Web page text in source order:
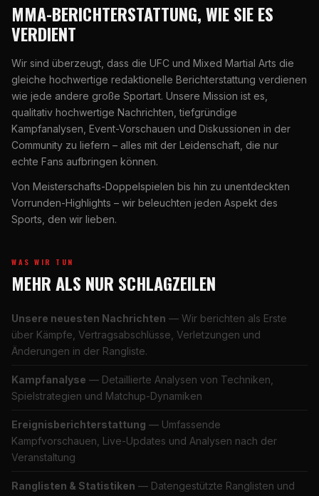
MMA-BERICHTERSTATTUNG, WIE SIE ES
VERDIENT
Wir sind überzeugt, dass die UFC und Mixed Martial Arts die
gleiche hochwertige redaktionelle Berichterstattung verdienen
wie jede andere große Sportart. Unsere Mission ist es,
qualitativ hochwertige Nachrichten, tiefgründige
Kampfanalysen, Event-Vorschauen und Diskussionen in der
Community zu liefern – alles mit der Leidenschaft, die nur
echte Fans aufbringen können.
Von Meisterschafts-Doppelspielen bis hin zu unentdeckten
Vorrunden-Highlights – wir beleuchten jeden Aspekt des
Sports, den wir lieben.
WAS WIR TUN
MEHR ALS NUR SCHLAGZEILEN
Unsere neuesten Nachrichten — Wir berichten als Erste
über Kämpfe, Vertragsabschlüsse, Verletzungen und
Änderungen in der Rangliste.
Kampfanalyse — Detaillierte Analysen von Techniken,
Spielstrategien und Matchup-Dynamiken
Ereignisberichterstattung — Umfassende
Kampfvorschauen, Live-Updates und Analysen nach der
Veranstaltung
Ranglisten & Statistiken — Datengestützte Ranglisten und